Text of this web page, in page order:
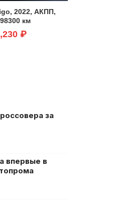
2022, АКПП,
км
₽
за
впервые в